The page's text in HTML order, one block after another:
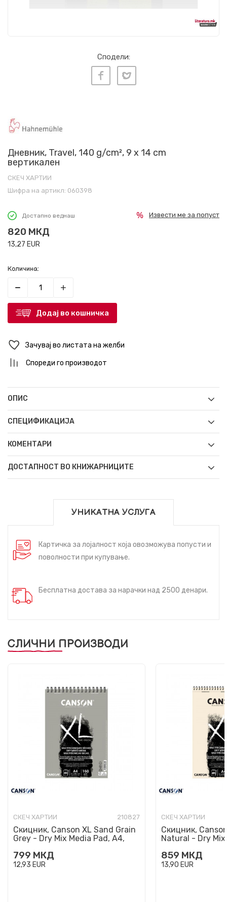
Сподели:
Дневник, Travel, 140 g/cm², 9 x 14 cm
вертикален
СКЕЧ ХАРТИИ
Шифра на артикл: 060398
Достапно веднаш
820 МКД
13,27 EUR
Извести ме за попуст
Количина:
Додај во кошничка
Зачувај во листата на желби
Спореди го производот
ОПИС
СПЕЦИФИКАЦИЈА
КОМЕНТАРИ
ДОСТАПНОСТ ВО КНИЖАРНИЦИТЕ
УНИКАТНА УСЛУГА
Картичка за лојалност која овозможува попусти и
поволности при купување.
Бесплатна достава за нарачки над 2500 денари.
СЛИЧНИ ПРОИЗВОДИ
СКЕЧ ХАРТИИ 210827
Скицник, Canson XL Sand Grain
Grey - Dry Mix Media Pad, A4,
799 МКД
12,93 EUR
СКЕЧ ХАРТИИ
Скицник,
Natural - Dry
859 МКД
13,90 EUR